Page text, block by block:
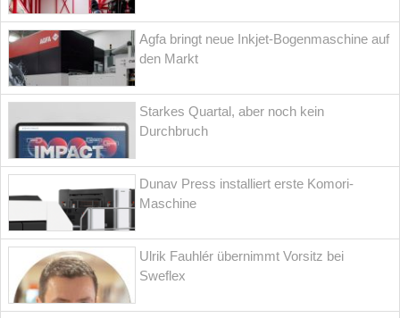
Agfa bringt neue Inkjet-Bogenmaschine auf
den Markt
Starkes Quartal, aber noch kein
Durchbruch
Dunav Press installiert erste Komori-
Maschine
Ulrik Fauhlér übernimmt Vorsitz bei
Sweflex